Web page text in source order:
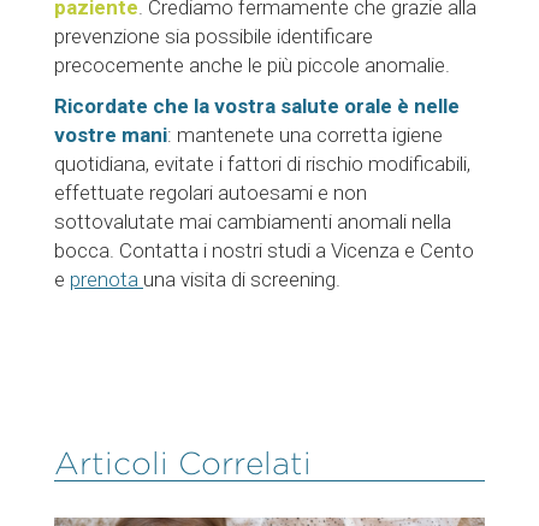
paziente. Crediamo fermamente che grazie alla
prevenzione sia possibile identificare
precocemente anche le più piccole anomalie.
Ricordate che la vostra salute orale è nelle
vostre mani: mantenete una corretta igiene
quotidiana, evitate i fattori di rischio modificabili,
effettuate regolari autoesami e non
sottovalutate mai cambiamenti anomali nella
bocca. Contatta i nostri studi a Vicenza e Cento
e prenota una visita di screening.
Articoli Correlati